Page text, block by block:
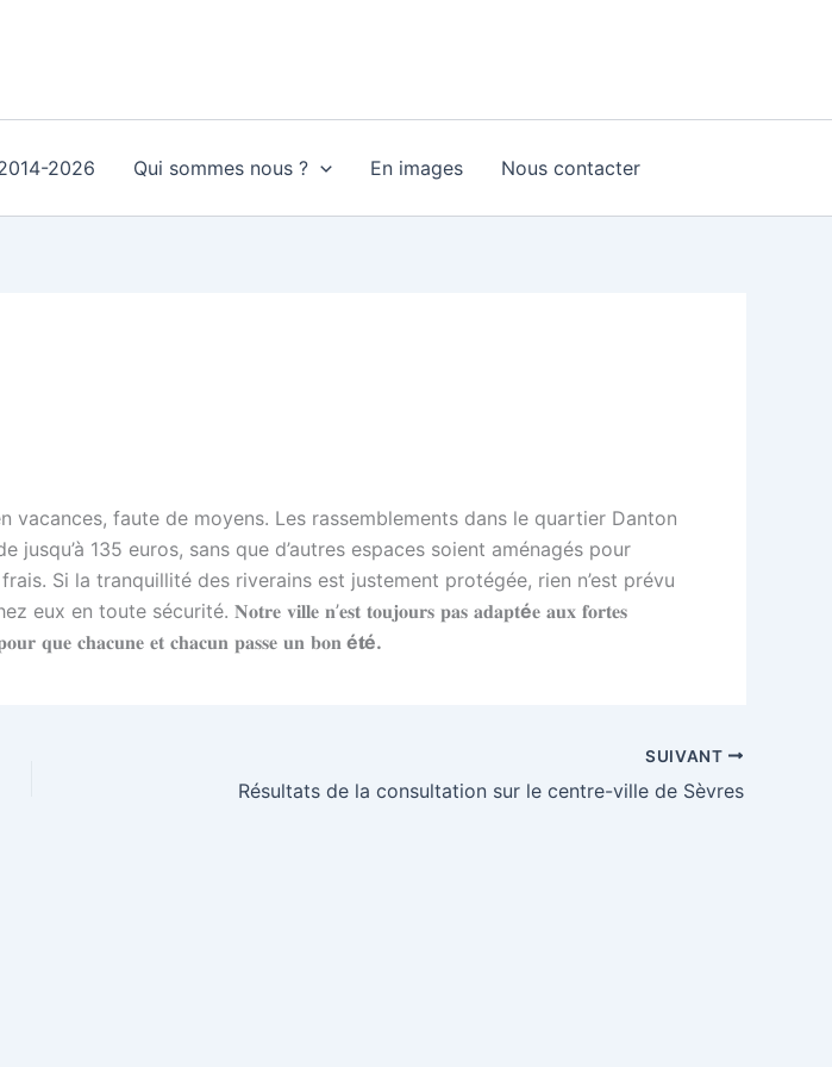
2026 Qui sommes nous ? En images Nous contacter
faute de moyens. Les rassemblements dans le quartier Danton
135 euros, sans que d’autres espaces soient aménagés pour
Si la tranquillité des riverains est justement protégée, rien n’est prévu
en toute sécurité. 𝐍𝐨𝐭𝐫𝐞 𝐯𝐢𝐥𝐥𝐞 𝐧’𝐞𝐬𝐭 𝐭𝐨𝐮𝐣𝐨𝐮𝐫𝐬 𝐩𝐚𝐬 𝐚𝐝𝐚𝐩𝐭é𝐞 𝐚𝐮𝐱 𝐟𝐨𝐫𝐭𝐞𝐬
𝐪𝐮𝐞 𝐜𝐡𝐚𝐜𝐮𝐧𝐞 𝐞𝐭 𝐜𝐡𝐚𝐜𝐮𝐧 𝐩𝐚𝐬𝐬𝐞 𝐮𝐧 𝐛𝐨𝐧 é𝐭é.
SUIVANT
Résultats de la consultation sur le centre-ville de Sèvres